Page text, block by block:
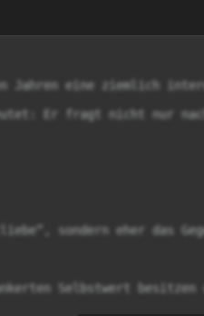
Jahren eine ziemlich
Er fragt nicht nur
sondern eher das
Selbstwert besitzen